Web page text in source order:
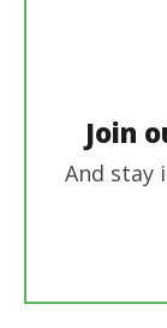
Join
And stay